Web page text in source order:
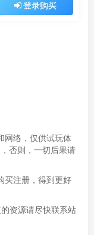
登录购买
网络，仅供试玩体
否则，一切后果请
买注册，得到更好
资源请尽快联系站